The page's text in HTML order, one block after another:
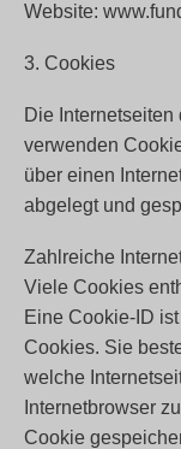
Website:
3. Cookies
Die Internetseiten
verwenden
über einen
abgelegt und
Zahlreiche
Viele Cookies
Eine Cookie-ID
Cookies. Sie
welche
Internetbrowser
Cookie